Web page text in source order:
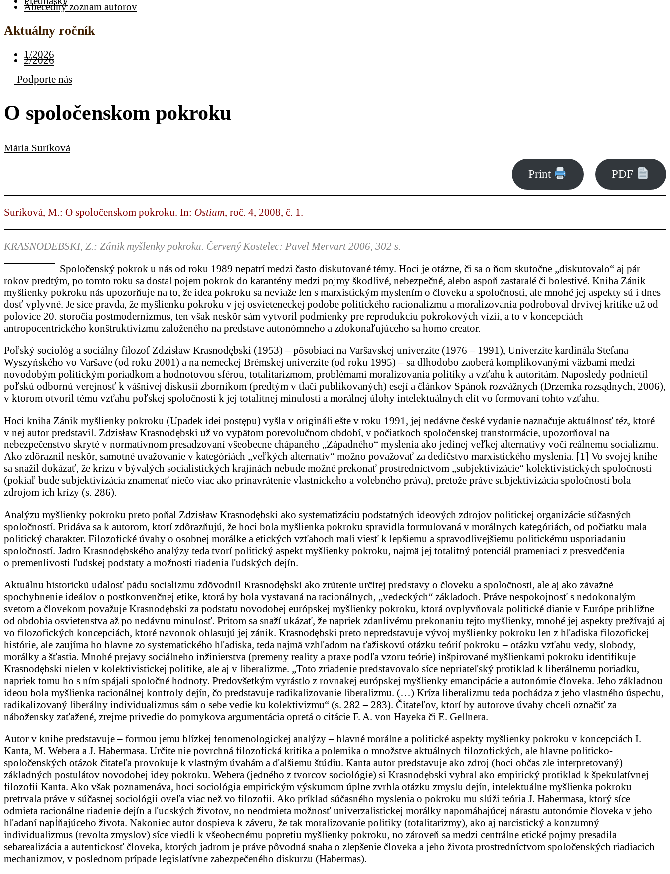
Abecedný zoznam autorov
Aktuálny ročník
1/2026
2/2026
Podporte nás
O spoločenskom pokroku
Mária Suríková
Print PDF
Suríková, M.: O spoločenskom pokroku. In: Ostium, roč. 4, 2008, č. 1.
KRASNODEBSKI, Z.: Zánik myšlenky pokroku. Červený Kostelec: Pavel Mervart 2006, 302 s.
Spoločenský pokrok u nás od roku 1989 nepatrí medzi často diskutované témy. Hoci je otázne, či sa o ňom skutočne „diskutovalo“ aj pár
rokov predtým, po tomto roku sa dostal pojem pokrok do karantény medzi pojmy škodlivé, nebezpečné, alebo aspoň zastaralé či bolestivé. Kniha Zánik
myšlienky pokroku nás upozorňuje na to, že idea pokroku sa neviaže len s marxistickým myslením o človeku a spoločnosti, ale mnohé jej aspekty sú i dnes
dosť vplyvné. Je síce pravda, že myšlienku pokroku v jej osvieteneckej podobe politického racionalizmu a moralizovania podroboval drvivej kritike už od
polovice 20. storočia postmodernizmus, ten však neskôr sám vytvoril podmienky pre reprodukciu pokrokových vízií, a to v koncepciách
antropocentrického konštruktivizmu založeného na predstave autonómneho a zdokonaľujúceho sa homo creator.
Poľský sociológ a sociálny filozof Zdzisław Krasnodębski (1953) – pôsobiaci na Varšavskej univerzite (1976 – 1991), Univerzite kardinála Stefana
Wyszyńského vo Varšave (od roku 2001) a na nemeckej Brémskej univerzite (od roku 1995) – sa dlhodobo zaoberá komplikovanými väzbami medzi
novodobým politickým poriadkom a hodnotovou sférou, totalitarizmom, problémami moralizovania politiky a vzťahu k autoritám. Naposledy podnietil
poľskú odbornú verejnosť k vášnivej diskusii zborníkom (predtým v tlači publikovaných) esejí a článkov Spánok rozvážnych (Drzemka rozsądnych, 2006),
v ktorom otvoril tému vzťahu poľskej spoločnosti k jej totalitnej minulosti a morálnej úlohy intelektuálnych elít vo formovaní tohto vzťahu.
Hoci kniha Zánik myšlienky pokroku (Upadek idei postępu) vyšla v origináli ešte v roku 1991, jej nedávne české vydanie naznačuje aktuálnosť téz, ktoré
v nej autor predstavil. Zdzisław Krasnodębski už vo vypätom porevolučnom období, v počiatkoch spoločenskej transformácie, upozorňoval na
nebezpečenstvo skryté v normatívnom presadzovaní všeobecne chápaného „Západného“ myslenia ako jedinej veľkej alternatívy voči reálnemu socializmu.
Ako zdôraznil neskôr, samotné uvažovanie v kategóriách „veľkých alternatív“ možno považovať za dedičstvo marxistického myslenia. [1] Vo svojej knihe
sa snažil dokázať, že krízu v bývalých socialistických krajinách nebude možné prekonať prostredníctvom „subjektivizácie“ kolektivistických spoločností
(pokiaľ bude subjektivizácia znamenať niečo viac ako prinavrátenie vlastníckeho a volebného práva), pretože práve subjektivizácia spoločností bola
zdrojom ich krízy (s. 286).
Analýzu myšlienky pokroku preto poňal Zdzisław Krasnodębski ako systematizáciu podstatných ideových zdrojov politickej organizácie súčasných
spoločností. Pridáva sa k autorom, ktorí zdôrazňujú, že hoci bola myšlienka pokroku spravidla formulovaná v morálnych kategóriách, od počiatku mala
politický charakter. Filozofické úvahy o osobnej morálke a etických vzťahoch mali viesť k lepšiemu a spravodlivejšiemu politickému usporiadaniu
spoločností. Jadro Krasnodębského analýzy teda tvorí politický aspekt myšlienky pokroku, najmä jej totalitný potenciál prameniaci z presvedčenia
o premenlivosti ľudskej podstaty a možnosti riadenia ľudských dejín.
Aktuálnu historickú udalosť pádu socializmu zdôvodnil Krasnodębski ako zrútenie určitej predstavy o človeku a spoločnosti, ale aj ako závažné
spochybnenie ideálov o postkonvenčnej etike, ktorá by bola vystavaná na racionálnych, „vedeckých“ základoch. Práve nespokojnosť s nedokonalým
svetom a človekom považuje Krasnodębski za podstatu novodobej európskej myšlienky pokroku, ktorá ovplyvňovala politické dianie v Európe približne
od obdobia osvietenstva až po nedávnu minulosť. Pritom sa snaží ukázať, že napriek zdanlivému prekonaniu tejto myšlienky, mnohé jej aspekty prežívajú aj
vo filozofických koncepciách, ktoré navonok ohlasujú jej zánik. Krasnodębski preto nepredstavuje vývoj myšlienky pokroku len z hľadiska filozofickej
histórie, ale zaujíma ho hlavne zo systematického hľadiska, teda najmä vzhľadom na ťažiskovú otázku teórií pokroku – otázku vzťahu vedy, slobody,
morálky a šťastia. Mnohé prejavy sociálneho inžinierstva (premeny reality a praxe podľa vzoru teórie) inšpirované myšlienkami pokroku identifikuje
Krasnodębski nielen v kolektivistickej politike, ale aj v liberalizme. „Toto zriadenie predstavovalo síce nepriateľský protiklad k liberálnemu poriadku,
napriek tomu ho s ním spájali spoločné hodnoty. Predovšetkým vyrástlo z rovnakej európskej myšlienky emancipácie a autonómie človeka. Jeho základnou
ideou bola myšlienka racionálnej kontroly dejín, čo predstavuje radikalizovanie liberalizmu. (…) Kríza liberalizmu teda pochádza z jeho vlastného úspechu,
radikalizovaný liberálny individualizmus sám o sebe vedie ku kolektivizmu“ (s. 282 – 283). Čitateľov, ktorí by autorove úvahy chceli označiť za
nábožensky zaťažené, zrejme privedie do pomykova argumentácia opretá o citácie F. A. von Hayeka či E. Gellnera.
Autor v knihe predstavuje – formou jemu blízkej fenomenologickej analýzy – hlavné morálne a politické aspekty myšlienky pokroku v koncepciách I.
Kanta, M. Webera a J. Habermasa. Určite nie povrchná filozofická kritika a polemika o množstve aktuálnych filozofických, ale hlavne politicko-
spoločenských otázok čitateľa provokuje k vlastným úvahám a ďalšiemu štúdiu. Kanta autor predstavuje ako zdroj (hoci občas zle interpretovaný)
základných postulátov novodobej idey pokroku. Webera (jedného z tvorcov sociológie) si Krasnodębski vybral ako empirický protiklad k špekulatívnej
filozofii Kanta. Ako však poznamenáva, hoci sociológia empirickým výskumom úplne zvrhla otázku zmyslu dejín, intelektuálne myšlienka pokroku
pretrvala práve v súčasnej sociológii oveľa viac než vo filozofii. Ako príklad súčasného myslenia o pokroku mu slúži teória J. Habermasa, ktorý síce
odmieta racionálne riadenie dejín a ľudských životov, no neodmieta možnosť univerzalistickej morálky napomáhajúcej nárastu autonómie človeka v jeho
hľadaní napĺňajúceho života. Nakoniec autor dospieva k záveru, že tak moralizovanie politiky (totalitarizmy), ako aj narcistický a konzumný
individualizmus (revolta zmyslov) síce viedli k všeobecnému popretiu myšlienky pokroku, no zároveň sa medzi centrálne etické pojmy presadila
sebarealizácia a autentickosť človeka, ktorých jadrom je práve pôvodná snaha o zlepšenie človeka a jeho života prostredníctvom spoločenských riadiacich
mechanizmov, v poslednom prípade legislatívne zabezpečeného diskurzu (Habermas).